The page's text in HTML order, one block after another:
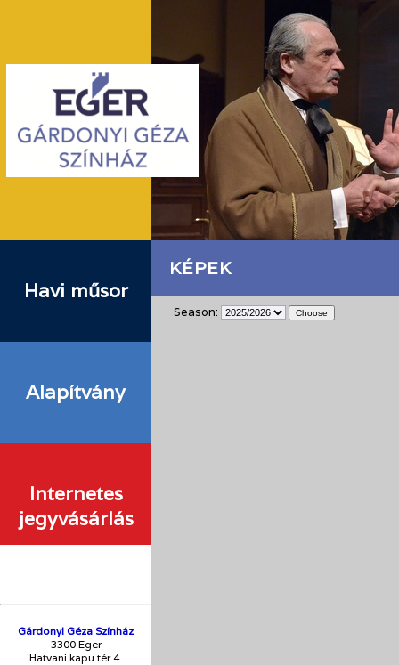
Havi műsor
Alapítvány
Internetes
jegyvásárlás
Gárdonyi Géza Színház
3300 Eger
Hatvani kapu tér 4.
KÉPEK
Season: